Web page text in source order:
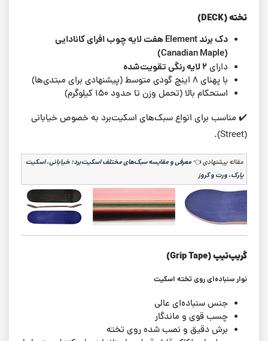
تخته (DECK)
دک برند Element هفت لایه چوب افرای کانادایی
(Canadian Maple)
دارای۲ لایه رنگی تقویت‌شده
با پهنای ۸ اینچ گودی متوسط (پیشنهادی برای مبتدی‌ها)
استحکام بالا (تحمل وزن تا حدود ۱۵۰ کیلوگرم)
✔️ مناسب برای انواع سبک‌های اسکیت‌برد به خصوص خیابانی
(Street).
مقاله پیشنهادی👈معرفی و مقایسه سبک‌های مختلف اسکیت‌برد؛ خیابانی، اسکیت
پارک، ورت و کروز
گریپ‌تیپ (Grip Tape)
نوار سنباده‌ای روی تخته اسکیت
جنس سنباده‌ای عالی
چسب قوی و ماندگار
برش دقیق و نصب شده روی تخته